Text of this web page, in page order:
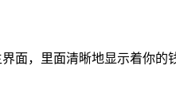
面，里面清晰地显示着你